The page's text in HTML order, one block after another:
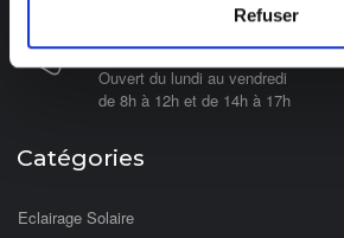
Refuser
03 89 59 05 50
Ouvert du lundi au vendredi
de 8h à 12h et de 14h à 17h
Catégories
Eclairage Solaire